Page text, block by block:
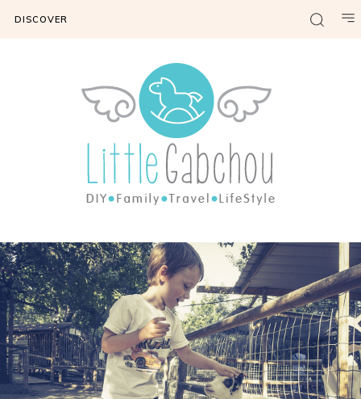
DISCOVER